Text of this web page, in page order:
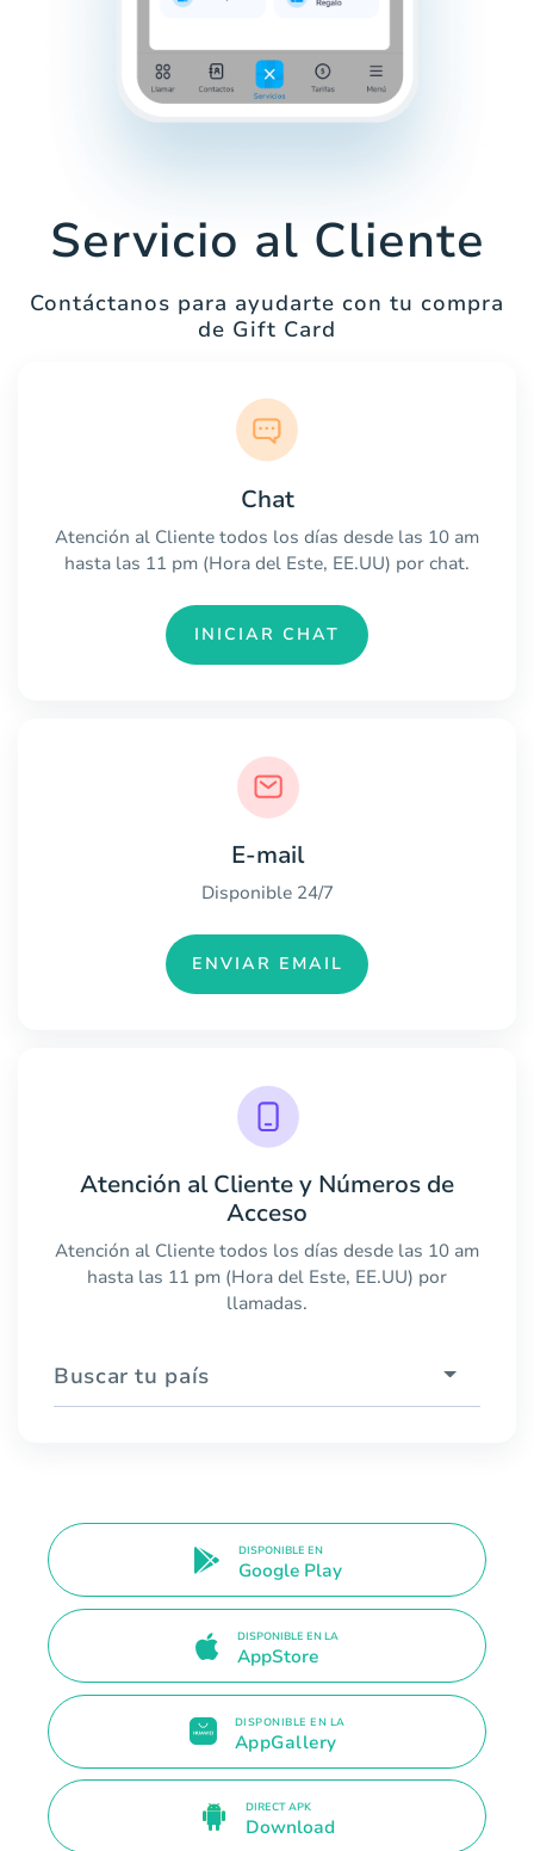
Servicio al Cliente
Contáctanos para ayudarte con tu compra
de Gift Card
Chat
Atención al Cliente todos los días desde las 10 am
hasta las 11 pm (Hora del Este, EE.UU) por chat.
INICIAR CHAT
E-mail
Disponible 24/7
ENVIAR EMAIL
Atención al Cliente y Números de
Acceso
Atención al Cliente todos los días desde las 10 am
hasta las 11 pm (Hora del Este, EE.UU) por
llamadas.
Buscar tu país
DISPONIBLE EN
Google Play
DISPONIBLE EN LA
AppStore
DISPONIBLE EN LA
AppGallery
DIRECT APK
Download